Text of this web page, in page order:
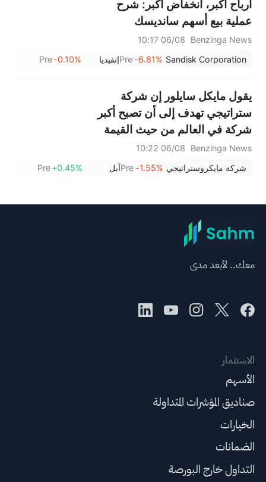
أرباح أكبر، انخفاض أكبر: شرح
عملية بيع أسهم سانديسك
Benzinga News
06/08 10:17
Sandisk Corporation
-6.81%
Preإنفيديا -0.10%
Pre
يقول مايكل سايلور إن شركة
ستراتيجي تهدف إلى أن تصبح أكبر
شركة في العالم من حيث القيمة
السوقية - إليكم مقدار النمو
المطلوب
Benzinga News
06/08 10:22
شركة مايكروستراتيجي -1.55%
Preآبل +0.45%
Pre
معك.. لأبعد مدى
الاستثمار
الأسهم
صناديق المؤشرات المتداولة
الخيارات
الضمانات
التداول خارج البورصة